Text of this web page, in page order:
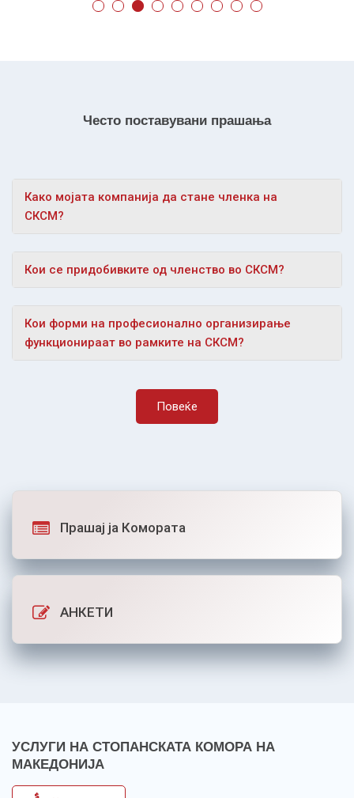
Често поставувани прашања
Како мојата компанија да стане членка на
СКСМ?
Кои се придобивките од членство во СКСМ?
Кои форми на професионално организирање
функционираат во рамките на СКСМ?
Повеќе
Прашај ја Комората
АНКЕТИ
УСЛУГИ НА СТОПАНСКАТА КОМОРА НА
МАКЕДОНИЈА